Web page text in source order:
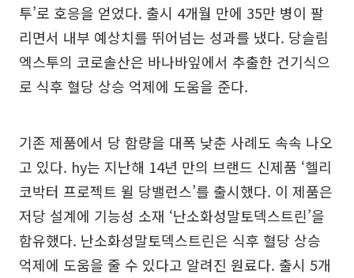
투’로 호응을 얻었다. 출시 4개월 만에 35만 병이 팔
리면서 내부 예상치를 뛰어넘는 성과를 냈다. 당슬림
엑스투의 코로솔산은 바나바잎에서 추출한 건기식으
로 식후 혈당 상승 억제에 도움을 준다.
기존 제품에서 당 함량을 대폭 낮춘 사례도 속속 나오
고 있다. hy는 지난해 14년 만의 브랜드 신제품 ‘헬리
코박터 프로젝트 윌 당밸런스’를 출시했다. 이 제품은
저당 설계에 기능성 소재 ‘난소화성말토덱스트린’을
함유했다. 난소화성말토덱스트린은 식후 혈당 상승
억제에 도움을 줄 수 있다고 알려진 원료다. 출시 5개